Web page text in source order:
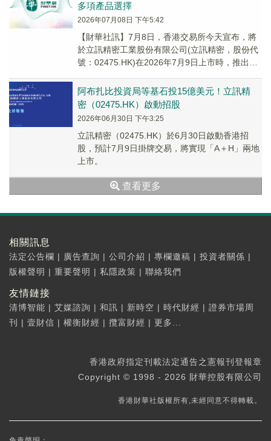
多項產品選擇
2026年07月08日 下午5:42
【財華社訊】7月8日，香港交易所今天宣布，將
於立訊精密工業股份有限公司(立訊精密，股份代
號：02475.HK)在2026年7月9日上市時，推出下
阿布扎比投資局等基石投15億美元！立訊精
密（02475.HK）啟動招股
2026年06月30日 下午3:25
立訊精密（02475.HK）於6月30日啟動香港招
股，預計7月9日掛牌交易，將實現「A＋H」兩地
上市。
查看更多
相關訊息
法定公告欄 | 廣告查詢 | 公司介紹 | 專欄邀稿 | 投資者關係 |
版權聲明 | 重要聲明 | 私隱政策 | 聯絡我們
友情鏈接
清博智能 | 艾媒諮詢 | 和訊 | 新時空 | 時代財經 | 證券市場周
刊
| 壹財信 | 權衡財經 | 攬富財經 | 更多...
香港政府指定刊載法定通告之憲報刊登報章
Copyright © 1998 - 2026 財華控股有限公司
香港財華社版權所有,未經同意不得轉載。